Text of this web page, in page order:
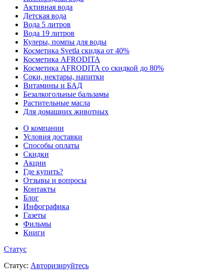
Активная вода
Детская вода
Вода 5 литров
Вода 19 литров
Кулеры, помпы для воды
Косметика Svetla скидка от 40%
Косметика AFRODITA
Косметика AFRODITA со скидкой до 80%
Соки, нектары, напитки
Витамины и БАД
Безалкогольные бальзамы
Растительные масла
Для домашних животных
О компании
Условия доставки
Способы оплаты
Скидки
Акции
Где купить?
Отзывы и вопросы
Контакты
Блог
Инфографика
Газеты
Фильмы
Книги
Статус
Статус: Авторизируйтесь